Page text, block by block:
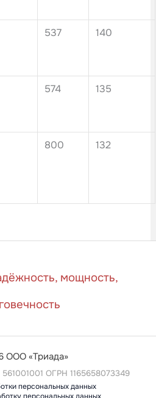
537 140
574 135
800 132
мощность,
ООО «Триада»
ОГРН 1165658073349
персональных данных
персональных данных